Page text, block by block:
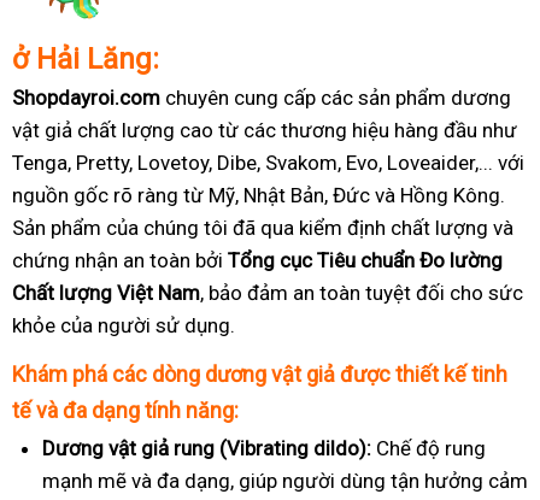
ở Hải Lăng:
Shopdayroi.com chuyên cung cấp các sản phẩm dương
vật giả chất lượng cao từ các thương hiệu hàng đầu như
Tenga, Pretty, Lovetoy, Dibe, Svakom, Evo, Loveaider,... với
nguồn gốc rõ ràng từ Mỹ, Nhật Bản, Đức và Hồng Kông.
Sản phẩm của chúng tôi đã qua kiểm định chất lượng và
chứng nhận an toàn bởi Tổng cục Tiêu chuẩn Đo lường
Chất lượng Việt Nam, bảo đảm an toàn tuyệt đối cho sức
khỏe của người sử dụng.
Khám phá các dòng dương vật giả được thiết kế tinh
tế và đa dạng tính năng:
Dương vật giả rung (Vibrating dildo): Chế độ rung
mạnh mẽ và đa dạng, giúp người dùng tận hưởng cảm